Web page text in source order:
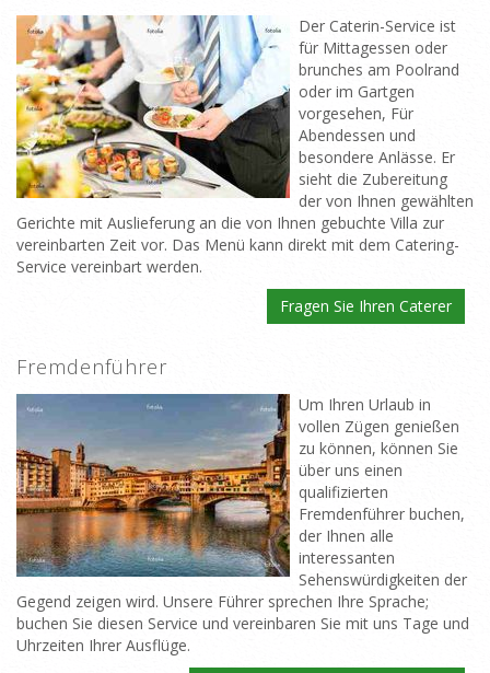
Der Caterin-Service ist
für Mittagessen oder
brunches am Poolrand
oder im Gartgen
vorgesehen, Für
Abendessen und
besondere Anlässe. Er
sieht die Zubereitung
der von Ihnen gewählten
Gerichte mit Auslieferung an die von Ihnen gebuchte Villa zur
vereinbarten Zeit vor. Das Menü kann direkt mit dem Catering-
Service vereinbart werden.
Fragen Sie Ihren Caterer
Fremdenführer
Um Ihren Urlaub in
vollen Zügen genießen
zu können, können Sie
über uns einen
qualifizierten
Fremdenführer buchen,
der Ihnen alle
interessanten
Sehenswürdigkeiten der
Gegend zeigen wird. Unsere Führer sprechen Ihre Sprache;
buchen Sie diesen Service und vereinbaren Sie mit uns Tage und
Uhrzeiten Ihrer Ausflüge.